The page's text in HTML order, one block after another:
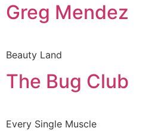
Greg Mendez
Beauty Land
The Bug Club
Every Single Muscle